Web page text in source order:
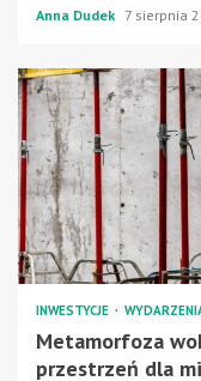
Anna Dudek 7 sierpnia
INWESTYCJE
Metamorfoza
przestrzeń dla